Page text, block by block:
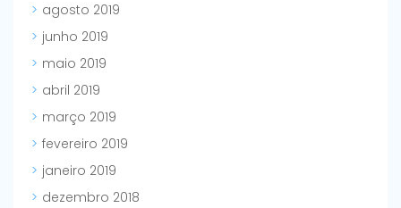
agosto 2019
junho 2019
maio 2019
abril 2019
março 2019
fevereiro 2019
janeiro 2019
dezembro 2018